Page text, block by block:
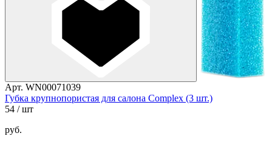
Арт. WN00071039
Губка крупнопористая для салона Complex (3 шт.)
54 / шт
руб.